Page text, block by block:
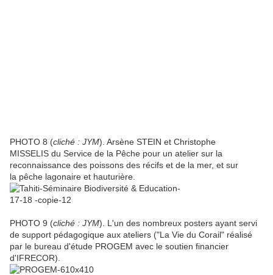
PHOTO 8 (cliché : JYM). Arsène STEIN et Christophe
MISSELIS du Service de la Pêche pour un atelier sur la
reconnaissance des poissons des récifs et de la mer, et sur
la pêche lagonaire et hauturière.
PHOTO 9 (cliché : JYM). L'un des nombreux posters ayant servi
de support pédagogique aux ateliers ("La Vie du Corail" réalisé
par le bureau d'étude PROGEM avec le soutien financier
d'IFRECOR).